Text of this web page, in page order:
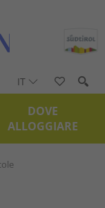
IT
DOVE
ALLOGGIARE